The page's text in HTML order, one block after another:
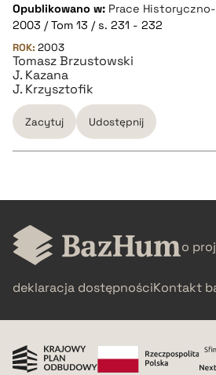
Opublikowano w: Prace
2003 / Tom 13 / s. 231 - 232
ROK: 2003
Tomasz Brzustowski
J. Kazana
J. Krzysztofik
Zacytuj Udostępnij
CZYSTY TEKST
pobierz cytat
BIBTEX
o
deklaracja dostępnościKontakt